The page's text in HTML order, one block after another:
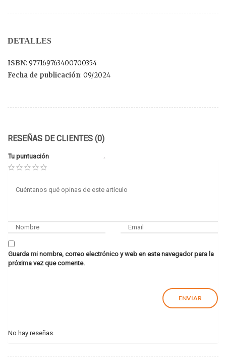
DETALLES
ISBN: 977169763400700354
Fecha de publicación: 09/2024
RESEÑAS DE CLIENTES (0)
Tu puntuación
Guarda mi nombre, correo electrónico y web en este navegador para la
próxima vez que comente.
No hay reseñas.